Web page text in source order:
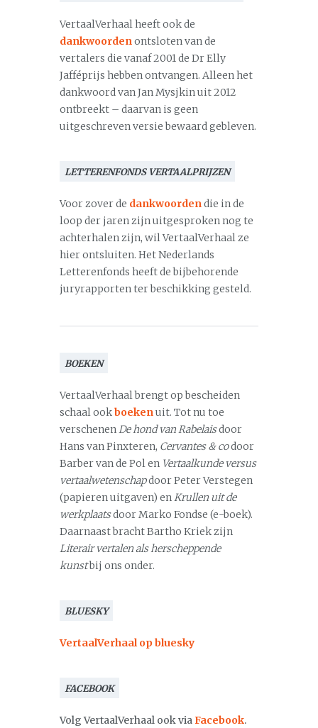
VertaalVerhaal heeft ook de
dankwoordenontsloten van de
vertalers die vanaf 2001 de Dr Elly
Jafféprijs hebben ontvangen. Alleen het
dankwoord van Jan Mysjkin uit 2012
ontbreekt – daarvan is geen
uitgeschreven versie bewaard gebleven.
LETTERENFONDS VERTAALPRIJZEN
Voor zover de dankwoordendie in de
loop der jaren zijn uitgesproken nog te
achterhalen zijn, wil VertaalVerhaal ze
hier ontsluiten. Het Nederlands
Letterenfonds heeft de bijbehorende
juryrapporten ter beschikking gesteld.
BOEKEN
VertaalVerhaal brengt op bescheiden
schaal ookboekenuit. Tot nu toe
verschenenDe hond van Rabelaisdoor
Hans van Pinxteren, Cervantes & codoor
Barber van de Pol en Vertaalkunde versus
vertaalwetenschapdoor Peter Verstegen
(papieren uitgaven) enKrullen uit de
werkplaatsdoor Marko Fondse (e-boek).
Daarnaast bracht Bartho Kriek zijn
Literair vertalen als herscheppende
kunstbij ons onder.
BLUESKY
VertaalVerhaal op bluesky
FACEBOOK
Volg VertaalVerhaal ook viaFacebook.